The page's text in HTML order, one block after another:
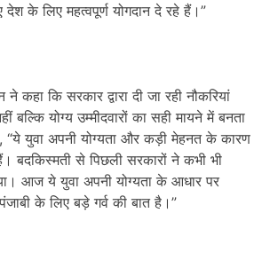
के लिए महत्वपूर्ण योगदान दे रहे हैं।”
कहा कि सरकार द्वारा दी जा रही नौकरियां
बल्कि योग्य उम्मीदवारों का सही मायने में बनता
युवा अपनी योग्यता और कड़ी मेहनत के कारण
बदकिस्मती से पिछली सरकारों ने कभी भी
आज ये युवा अपनी योग्यता के आधार पर
के लिए बड़े गर्व की बात है।”